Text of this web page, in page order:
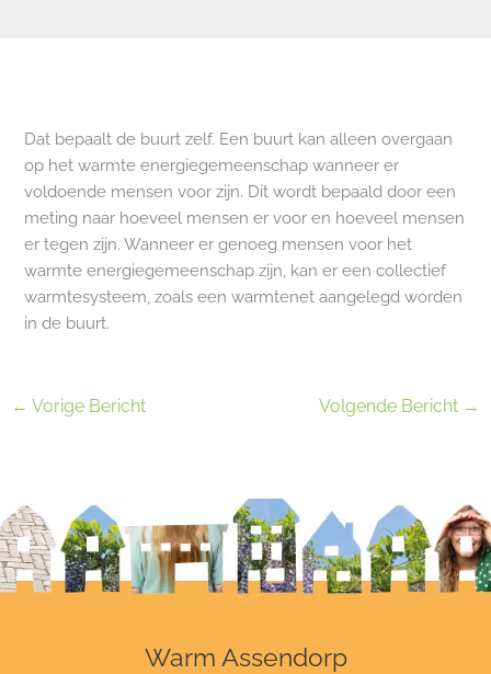
Dat bepaalt de buurt zelf. Een buurt kan alleen overgaan
op het warmte energiegemeenschap wanneer er
voldoende mensen voor zijn. Dit wordt bepaald door een
meting naar hoeveel mensen er voor en hoeveel mensen
er tegen zijn. Wanneer er genoeg mensen voor het
warmte energiegemeenschap zijn, kan er een collectief
warmtesysteem, zoals een warmtenet aangelegd worden
in de buurt.
← Vorige Bericht Volgende Bericht →
Warm Assendorp